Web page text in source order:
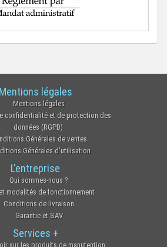
Mentions légales
Mentions légales
confidentialité et de protection des
données (RGPD)
Générales de ventes
Générales d'utilisation
L'entreprise
Qui sommes-nous ?
modalités de fonctionnement
Conditions de livraison
Garantie et SAV
Services +
sur les produits de manutention